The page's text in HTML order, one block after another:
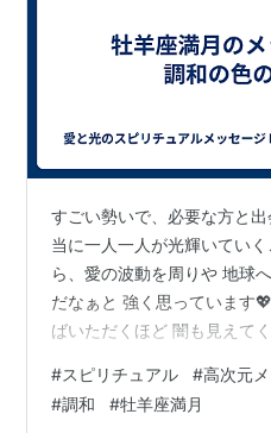
すごい勢いで、必要な方と
当に一人一人が光輝いてい
ら、愛の波動を周りや 地球
だなぁと 強く思っています
ばいただくほど 闇も見えて
に行きたがらない とか パー
か嫌われている とか🤣 闇と
#スピリチュアル #高次元
#調和 #牡羊座満月